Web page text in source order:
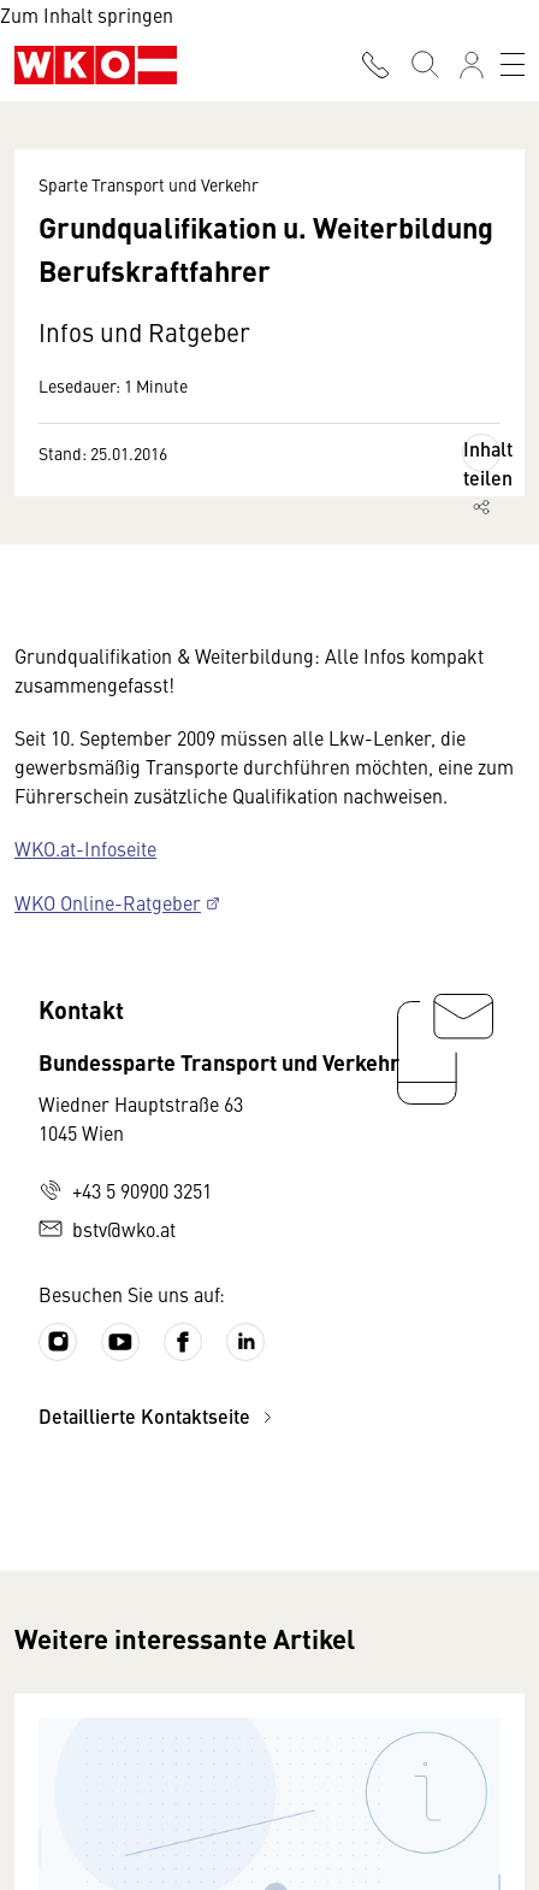
Zum Inhalt springen
Sparte Transport und Verkehr
Grundqualifikation u. Weiterbildung
Berufskraftfahrer
Infos und Ratgeber
Lesedauer: 1 Minute
Stand: 25.01.2016
Inhalt
teilen
Grundqualifikation & Weiterbildung: Alle Infos kompakt
zusammengefasst!
Seit 10. September 2009 müssen alle Lkw-Lenker, die
gewerbsmäßig Transporte durchführen möchten, eine zum
Führerschein zusätzliche Qualifikation nachweisen.
WKO.at-Infoseite
WKO Online-Ratgeber
Kontakt
Bundessparte Transport und Verkehr
Wiedner Hauptstraße 63
1045 Wien
+43 5 90900 3251
bstv@wko.at
Besuchen Sie uns auf:
Detaillierte Kontaktseite
Weitere interessante Artikel